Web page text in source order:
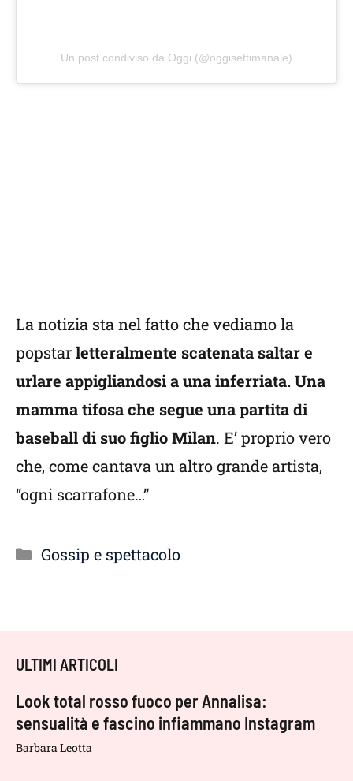
Un post condiviso da Oggi (@oggisettimanale)
La notizia sta nel fatto che vediamo la
popstarletteralmente scatenata saltar e
urlare appigliandosi a una inferriata. Una
mamma tifosa che segue una partita di
baseball di suo figlio Milan. E’ proprio vero
che, come cantava un altro grande artista,
“ogni scarrafone…”
Categorie
Gossip e spettacolo
ULTIMI ARTICOLI
Look total rosso fuoco per Annalisa:
sensualità e fascino infiammano Instagram
Barbara Leotta